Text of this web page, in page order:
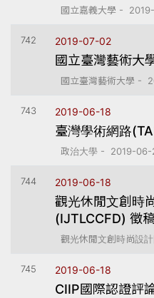
國立嘉義大學 -
742 2019-07-02
國立臺灣藝術大
國立臺灣藝術大學 -
743 2019-06-18
臺灣學術網路
政治大學 - 2019-
744 2019-06-18
觀光休閒文創時
(IJTLCCFD) 徵
觀光休閒文創時尚設
745 2019-06-18
CIIP國際認證評